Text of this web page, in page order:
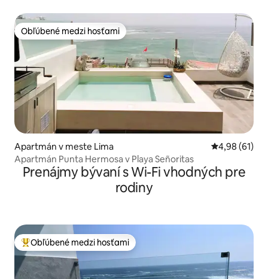
Obľúbené medzi hosťami
Obľúbené medzi hosťami
Apartmán v meste Lima Priemerné
4,98 (61)
Apartmán Punta Hermosa v Playa Señoritas
Prenájmy bývaní s Wi-Fi vhodných pre
rodiny
Najobľúbenejšie medzi hosťami
Obľúbené medzi hosťami